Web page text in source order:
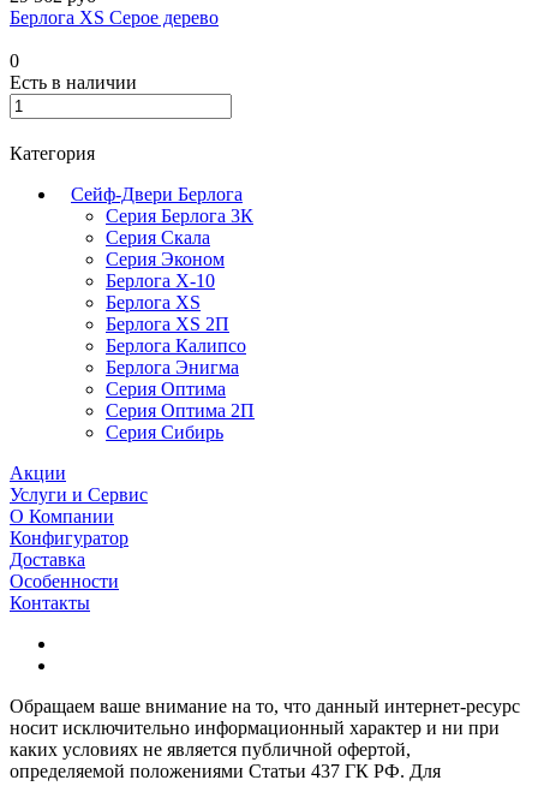
Берлога XS Серое дерево
0
Есть в наличии
Категория
Сейф-Двери Берлога
Серия Берлога 3К
Серия Скала
Серия Эконом
Берлога X-10
Берлога XS
Берлога XS 2П
Берлога Калипсо
Берлога Энигма
Серия Оптима
Серия Оптима 2П
Серия Сибирь
Акции
Услуги и Сервис
О Компании
Конфигуратор
Доставка
Особенности
Контакты
Обращаем ваше внимание на то, что данный интернет-ресурс
носит исключительно информационный характер и ни при
каких условиях не является публичной офертой,
определяемой положениями Статьи 437 ГК РФ. Для